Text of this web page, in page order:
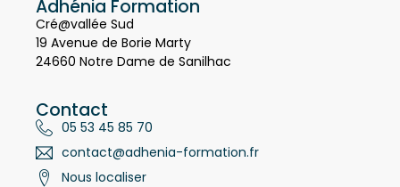
Adhénia Formation
Cré@vallée Sud
19 Avenue de Borie Marty
Contact
05 53 45 85 70
contact@adhenia-formation.fr